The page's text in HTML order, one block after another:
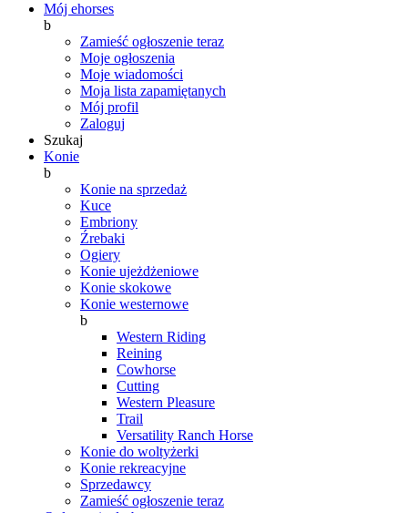
Mój ehorses
b
Zamieść ogłoszenie teraz
Moje ogłoszenia
Moje wiadomości
Moja lista zapamiętanych
Mój profil
Zaloguj
Szukaj
Konie
b
Konie na sprzedaż
Kuce
Embriony
Źrebaki
Ogiery
Konie ujeżdżeniowe
Konie skokowe
Konie westernowe
b
Western Riding
Reining
Cowhorse
Cutting
Western Pleasure
Trail
Versatility Ranch Horse
Konie do woltyżerki
Konie rekreacyjne
Sprzedawcy
Zamieść ogłoszenie teraz